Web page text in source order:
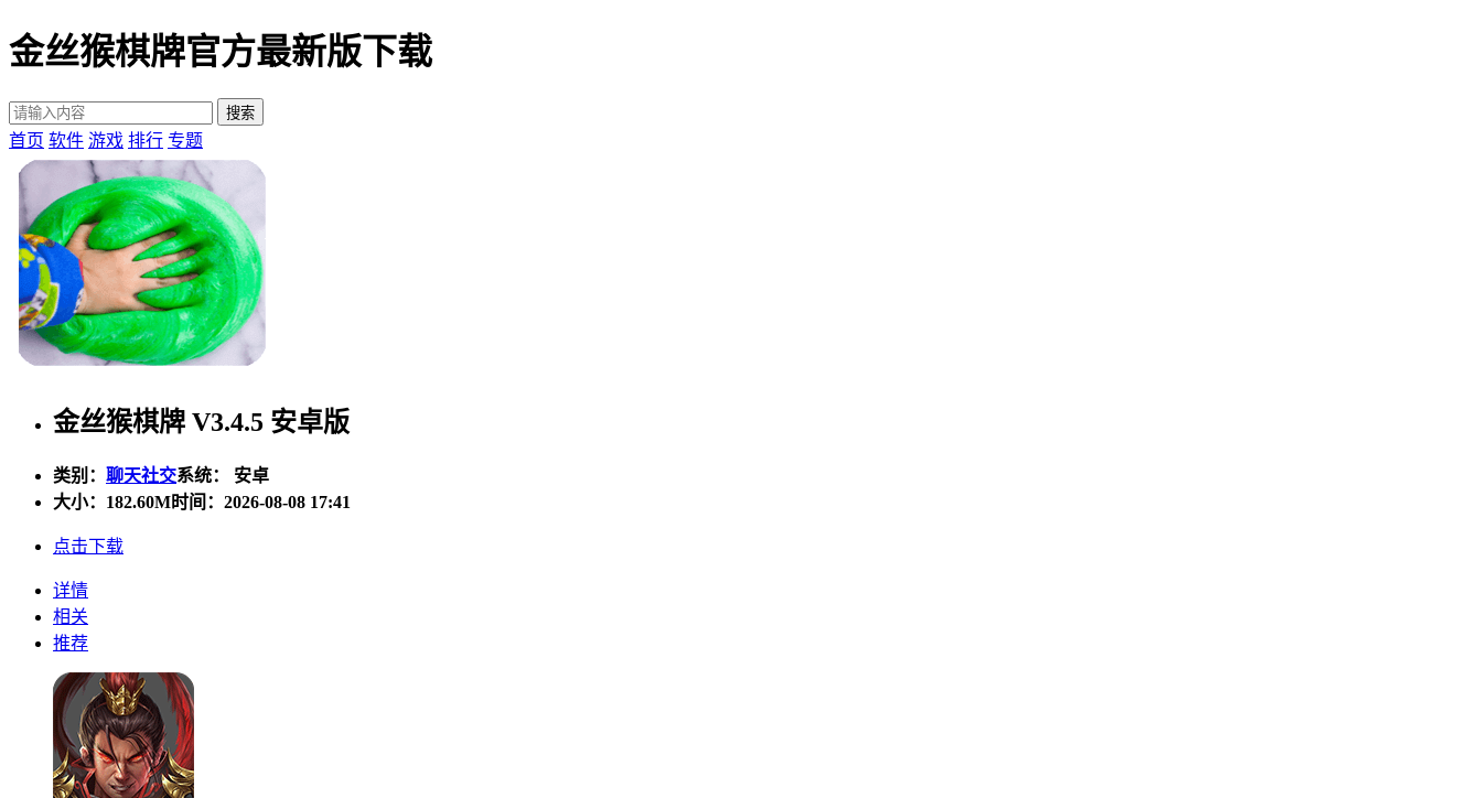
金丝猴棋牌官方最新版下载
首页 软件 游戏 排行 专题
金丝猴棋牌 V3.4.5 安卓版
类别： 聊天社交系统： 安卓
大小： 182.60M时间：2026-08-08 17:41
点击下载
详情
相关
推荐